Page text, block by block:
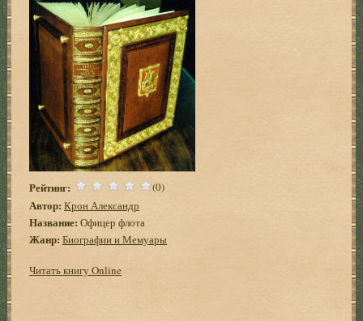
Рейтинг: (0)
Автор: Крон Александр
Название: Офицер флота
Жанр: Биографии и Мемуары
Читать книгу Online